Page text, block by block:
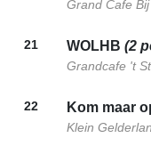
Grand Cafe
21 WOLHB (2
Grandcafe 't
22 Kom maar
Klein